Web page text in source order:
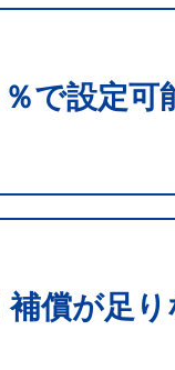
で設定可
償が足